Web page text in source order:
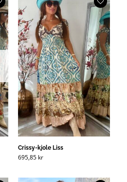
Crissy-kjole Liss
695,85 kr